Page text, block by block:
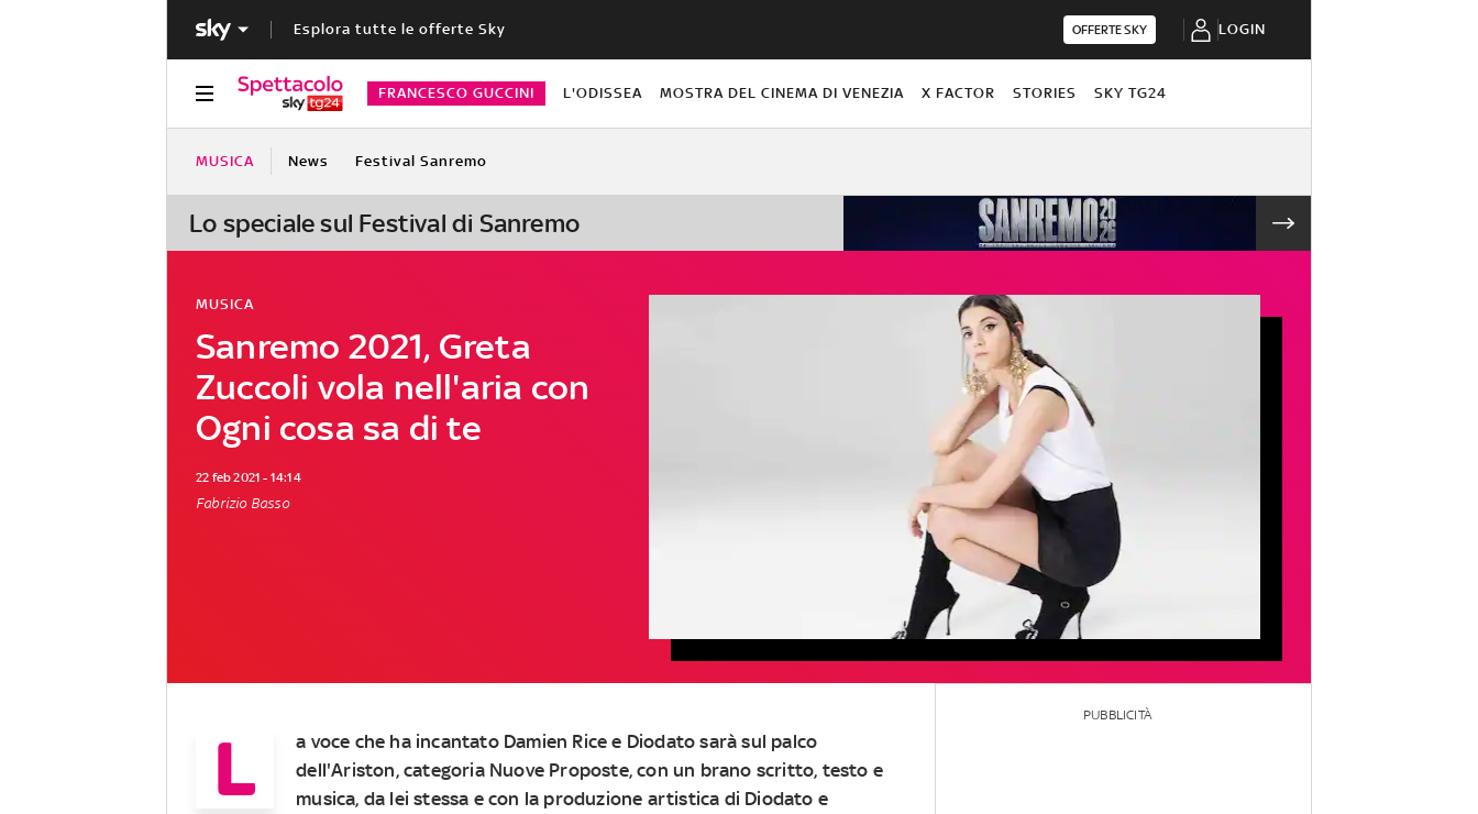
Esplora tutte le offerte Sky OFFERTE SKY LOGIN
FRANCESCO GUCCINI L'ODISSEA MOSTRA DEL CINEMA DI VENEZIA X FACTOR STORIES SKY TG24
MUSICA News Festival Sanremo
Lo speciale sul Festival di Sanremo
Sanremo 2021, Greta
Zuccoli vola nell'aria con
Ogni cosa sa di te
MUSICA
22 feb 2021 - 14:14
Fabrizio Basso
L
a voce che ha incantato Damien Rice e Diodato sarà sul palco
dell'Ariston, categoria Nuove Proposte, con un brano scritto, testo e
musica, da lei stessa e con la produzione artistica di Diodato e
PUBBLICITÀ